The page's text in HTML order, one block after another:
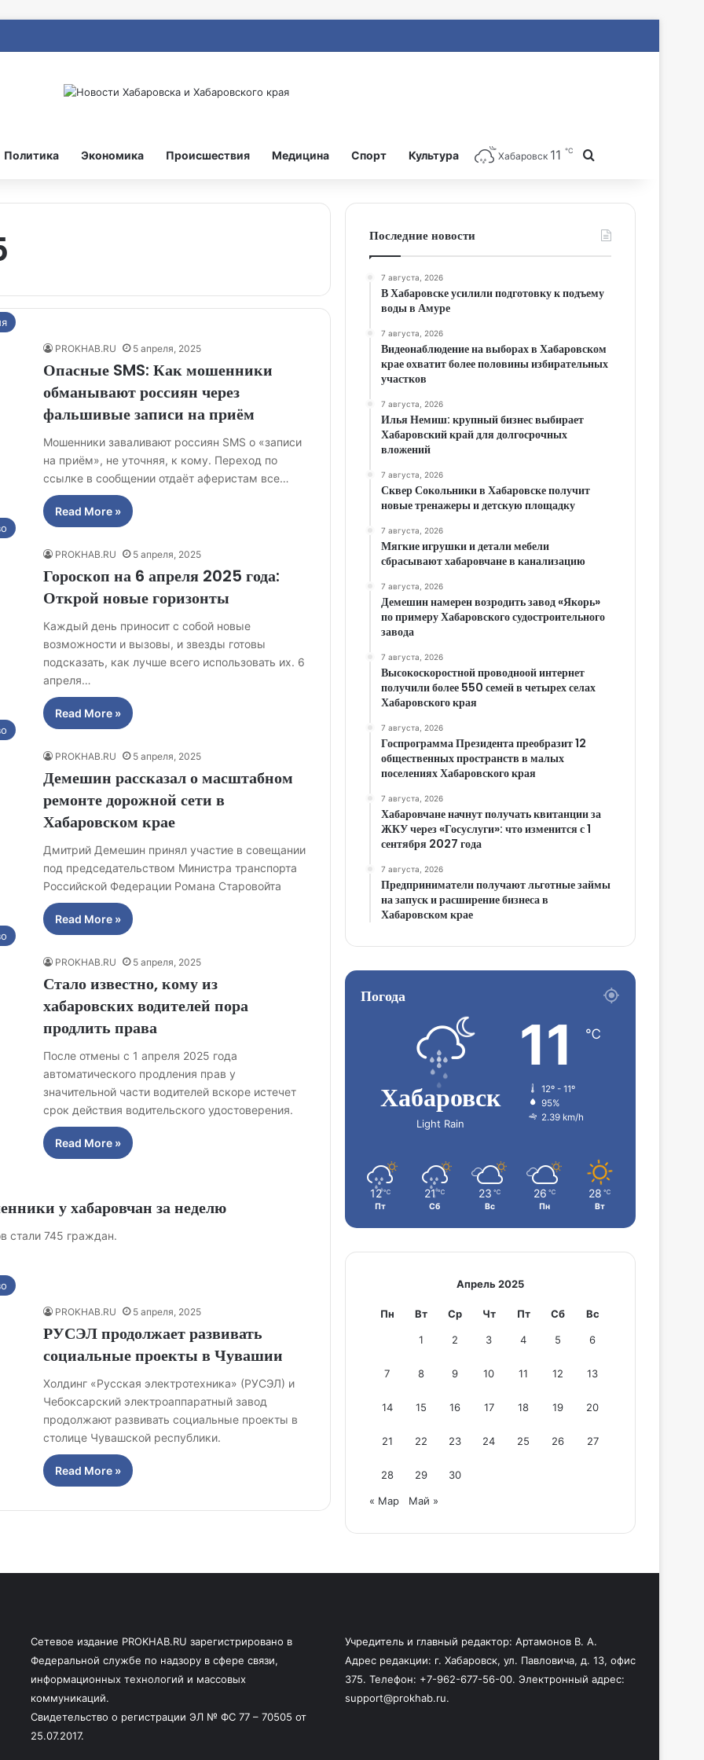
Политика Экономика Происшествия Медицина Спорт Культура Хабаровск 11 ℃
PROKHAB.RU 5 апреля, 2025
Опасные SMS: Как мошенники
обманывают россиян через
фальшивые записи на приём
Мошенники заваливают россиян SMS о «записи
на приём», не уточняя, к кому. Переход по
ссылке в сообщении отдаёт аферистам все…
Read More »
PROKHAB.RU 5 апреля, 2025
Гороскоп на 6 апреля 2025 года:
Открой новые горизонты
Каждый день приносит с собой новые
возможности и вызовы, и звезды готовы
подсказать, как лучше всего использовать их. 6
апреля…
Read More »
PROKHAB.RU 5 апреля, 2025
Демешин рассказал о масштабном
ремонте дорожной сети в
Хабаровском крае
Дмитрий Демешин принял участие в совещании
под председательством Министра транспорта
Российской Федерации Романа Старовойта
Read More »
PROKHAB.RU 5 апреля, 2025
Стало известно, кому из
хабаровских водителей пора
продлить права
После отмены с 1 апреля 2025 года
автоматического продления прав у
значительной части водителей вскоре истечет
срок действия водительского удостоверения.
Read More »
у хабаровчан за неделю
стали 745 граждан.
PROKHAB.RU 5 апреля, 2025
РУСЭЛ продолжает развивать
социальные проекты в Чувашии
Холдинг «Русская электротехника» (РУСЭЛ) и
Чебоксарский электроаппаратный завод
продолжают развивать социальные проекты в
столице Чувашской республики.
Read More »
Последние новости
7 августа, 2026
В Хабаровске усилили подготовку к подъему
воды в Амуре
7 августа, 2026
Видеонаблюдение на выборах в Хабаровском
крае охватит более половины избирательных
участков
7 августа, 2026
Илья Немиш: крупный бизнес выбирает
Хабаровский край для долгосрочных
вложений
7 августа, 2026
Сквер Сокольники в Хабаровске получит
новые тренажеры и детскую площадку
7 августа, 2026
Мягкие игрушки и детали мебели
сбрасывают хабаровчане в канализацию
7 августа, 2026
Демешин намерен возродить завод «Якорь»
по примеру Хабаровского судостроительного
завода
7 августа, 2026
Высокоскоростной проводноой интернет
получили более 550 семей в четырех селах
Хабаровского края
7 августа, 2026
Госпрограмма Президента преобразит 12
общественных пространств в малых
поселениях Хабаровского края
7 августа, 2026
Хабаровчане начнут получать квитанции за
ЖКУ через «Госуслуги»: что изменится с 1
сентября 2027 года
7 августа, 2026
Предприниматели получают льготные займы
на запуск и расширение бизнеса в
Хабаровском крае
Погода
Хабаровск
Light Rain
11 ℃
12º - 11º
95%
2.39 km/h
12 ℃
Пт
21 ℃
Сб
23 ℃
Вс
26 ℃
Пн
28 ℃
Вт
Апрель 2025
Пн Вт Ср Чт Пт Сб Вс
1 2 3 4 5 6
7 8 9 10 11 12 13
14 15 16 17 18 19 20
21 22 23 24 25 26 27
28 29 30
« Мар Май »
Сетевое издание PROKHAB.RU зарегистрировано в
Федеральной службе по надзору в сфере связи,
информационных технологий и массовых
коммуникаций.
Свидетельство о регистрации ЭЛ № ФС 77 – 70505 от
25.07.2017.
Учредитель и главный редактор: Артамонов В. А.
Адрес редакции: г. Хабаровск, ул. Павловича, д. 13, офис
375. Телефон: +7-962-677-56-00. Электронный адрес:
support@prokhab.ru.